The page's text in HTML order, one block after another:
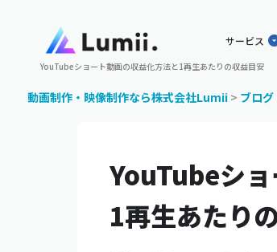
サービス
YouTubeショート動画の収益化方法と1再生あたりの収益目安
動画制作・映像制作なら株式会社Lumii > ブログ
YouTubeショ
1再生あたり